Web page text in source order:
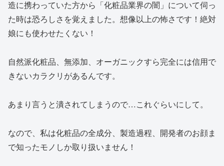
造に携わっていた方から「化粧品業界の闇」について伺っ
た時は恐ろしさを覚えました。想像以上の怖さです！絶対
娘にも使わせたくない！
自然派化粧品、無添加、オーガニックすら完全には信用で
きないカラクリがあるんです。
あまり言うと潰されてしまうので…これぐらいにして。
なので、私は化粧品の全成分、製造過程、開発者のお顔ま
で知ったモノしか取り扱いません！